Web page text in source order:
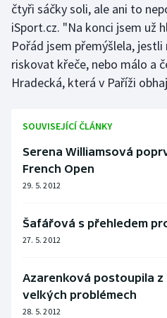
čtyři sáčky soli, ale ani to
iSport.cz. "Na konci jsem už
Pořád jsem přemýšlela,
riskovat křeče, nebo málo a
Hradecká, která v Paříži
SOUVISEJÍCÍ ČLÁNKY
Serena Williamsová
French Open
29. 5. 2012
Šafářová s přehledem
27. 5. 2012
Azarenková postoupila z
velkých problémech
28. 5. 2012